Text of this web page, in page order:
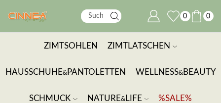
0 0
ZIMTSOHLEN ZIMTLATSCHEN
HAUSSCHUHE& PANTOLETTEN WELLNESS& BEAUTY
SCHMUCK NATURE& LIFE %SALE%